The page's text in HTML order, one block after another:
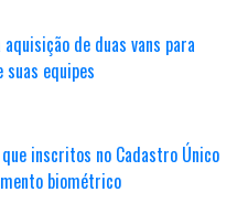
de duas vans para
equipes
inscritos no Cadastro Único
biométrico